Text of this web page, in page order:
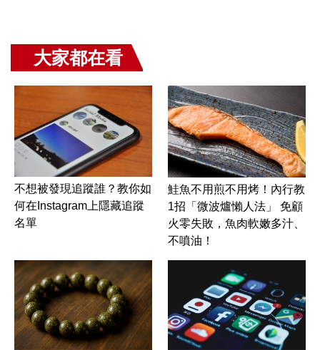
大家都在看
不想被發現追蹤誰？教你如
何在Instagram上隱藏追蹤
名單
鮭魚不用煎不用烤！內行教
1招「微波爐懶人法」 免顧
火零失敗，魚肉軟嫩多汁、
不噴油！